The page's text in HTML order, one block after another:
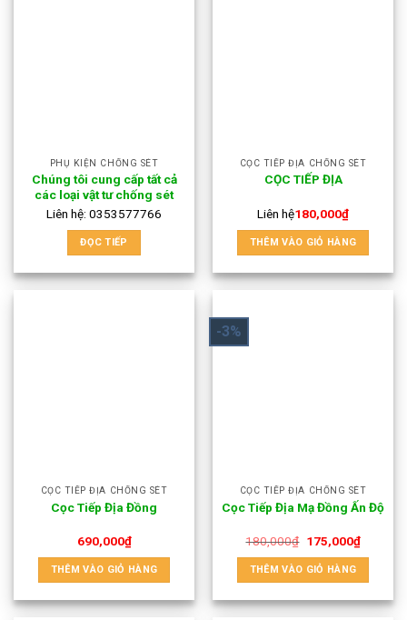
PHỤ KIỆN CHỐNG SÉT
Chúng tôi cung cấp tất cả
các loại vật tư chống sét
Liên hệ: 0353577766
ĐỌC TIẾP
CỌC TIẾP ĐỊA CHỐNG SÉT
CỌC TIẾP ĐỊA
Liên hệ180,000₫
THÊM VÀO GIỎ HÀNG
CỌC TIẾP ĐỊA CHỐNG SÉT
Cọc Tiếp Địa Đồng
690,000₫
THÊM VÀO GIỎ HÀNG
-3%
CỌC TIẾP ĐỊA CHỐNG SÉT
Cọc Tiếp Địa Mạ Đồng Ấn Độ
180,000₫ 175,000₫
THÊM VÀO GIỎ HÀNG